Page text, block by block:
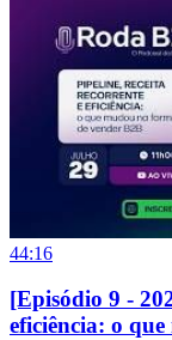
44:16
[Episódio 9 -
eficiência: o